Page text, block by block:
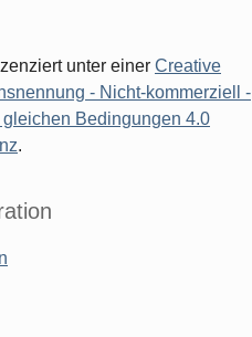
unter einer Creative
- Nicht-kommerziell -
Bedingungen 4.0
.